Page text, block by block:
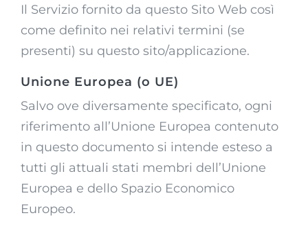
Il Servizio fornito da questo Sito Web così
come definito nei relativi termini (se
presenti) su questo sito/applicazione.
Unione Europea (o UE)
Salvo ove diversamente specificato, ogni
riferimento all’Unione Europea contenuto
in questo documento si intende esteso a
tutti gli attuali stati membri dell’Unione
Europea e dello Spazio Economico
Europeo.